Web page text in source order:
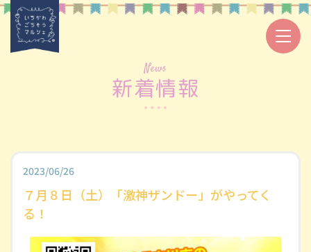
News
新着情報
2023/06/26
７月８日（土）「激神ザンドー」がやってく
る！